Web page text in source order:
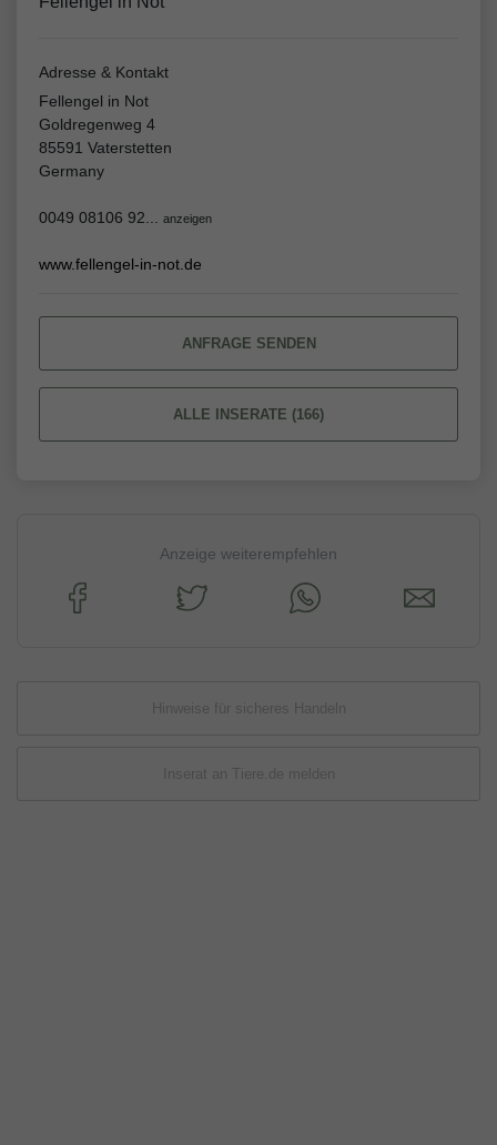
Adresse & Kontakt
Fellengel in Not
Goldregenweg 4
85591 Vaterstetten
Germany
0049 08106 92... anzeigen
www.fellengel-in-not.de
ANFRAGE SENDEN
ALLE INSERATE (166)
Anzeige weiterempfehlen
Hinweise für sicheres Handeln
Inserat an Tiere.de melden